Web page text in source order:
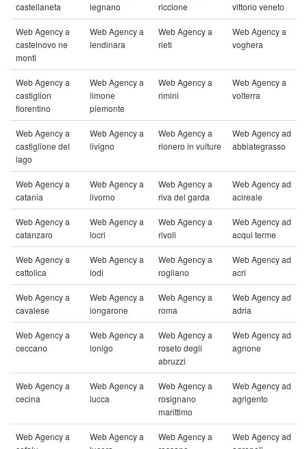
castellaneta
legnano
riccione
vittorio veneto
Web Agency a
castelnovo ne
monti
Web Agency a
lendinara
Web Agency a
rieti
Web Agency a
voghera
Web Agency a
castiglion
fiorentino
Web Agency a
limone
piemonte
Web Agency a
rimini
Web Agency a
volterra
Web Agency a
castiglione del
lago
Web Agency a
livigno
Web Agency a
rionero in vulture
Web Agency ad
abbiategrasso
Web Agency a
catania
Web Agency a
livorno
Web Agency a
riva del garda
Web Agency ad
acireale
Web Agency a
catanzaro
Web Agency a
locri
Web Agency a
rivoli
Web Agency ad
acqui terme
Web Agency a
cattolica
Web Agency a
lodi
Web Agency a
rogliano
Web Agency ad
acri
Web Agency a
cavalese
Web Agency a
longarone
Web Agency a
roma
Web Agency ad
adria
Web Agency a
ceccano
Web Agency a
lonigo
Web Agency a
roseto degli
abruzzi
Web Agency ad
agnone
Web Agency a
cecina
Web Agency a
lucca
Web Agency a
rosignano
marittimo
Web Agency ad
agrigento
Web Agency a
Web Agency a
Web Agency a
Web Agency ad